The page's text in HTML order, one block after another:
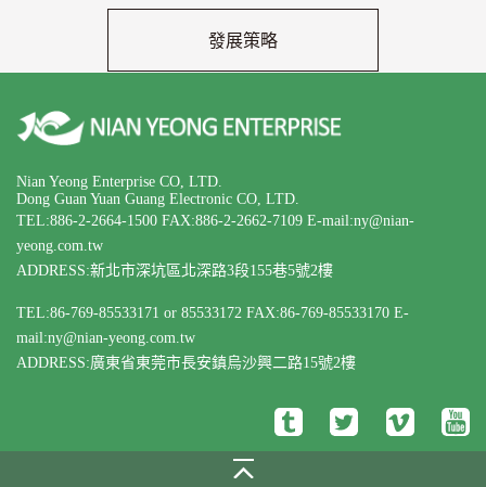
發展策略
Nian Yeong Enterprise CO, LTD.
Dong Guan Yuan Guang Electronic CO, LTD.
TEL:886-2-2664-1500 FAX:886-2-2662-7109 E-mail:ny@nian-
yeong.com.tw
ADDRESS:新北市深坑區北深路3段155巷5號2樓
TEL:86-769-85533171 or 85533172 FAX:86-769-85533170 E-
mail:ny@nian-yeong.com.tw
ADDRESS:廣東省東莞市長安鎮烏沙興二路15號2樓